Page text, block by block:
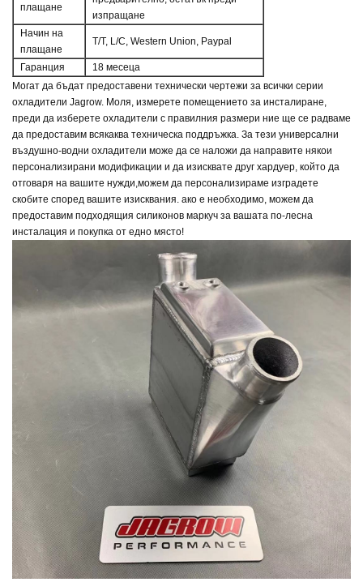
плащане
изпращане
Начин на
плащане
T/T, L/C, Western Union, Paypal
Гаранция
18 месеца
Могат да бъдат предоставени технически чертежи за всички серии
охладители Jagrow. Моля, измерете помещението за инсталиране,
преди да изберете охладители с правилния размери ние ще се радваме
да предоставим всякаква техническа поддръжка. За тези универсални
въздушно-водни охладители може да се наложи да направите някои
персонализирани модификации и да изисквате друг хардуер, който да
отговаря на вашите нужди,можем да персонализираме изградете
скобите според вашите изисквания. ако е необходимо, можем да
предоставим подходящия силиконов маркуч за вашата по-лесна
инсталация и покупка от едно място!